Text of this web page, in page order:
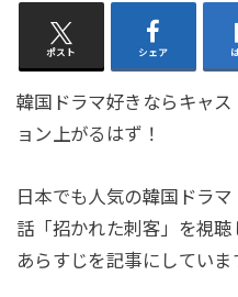
ポスト シェア
韓国ドラマ好きならキャ
ョン上がるはず！
日本でも人気の韓国ドラ
話「招かれた刺客」を視
あらすじを記事にしていま